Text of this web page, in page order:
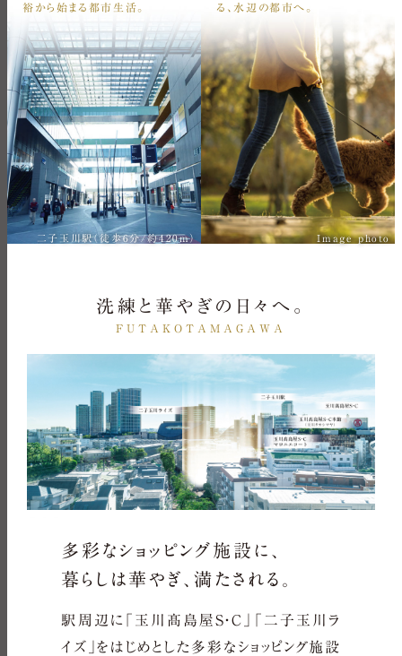
裕から始まる都市生活。
二子玉川駅（徒歩6分/約420m）
る、水辺の都市へ。
Image photo
洗練と華やぎの日々へ。
FUTAKOTAMAGAWA
多彩なショッピング施設に、
暮らしは華やぎ、満たされる。
駅周辺に「玉川髙島屋S・C」「二子玉川ラ
イズ」をはじめとした多彩なショッピング施設